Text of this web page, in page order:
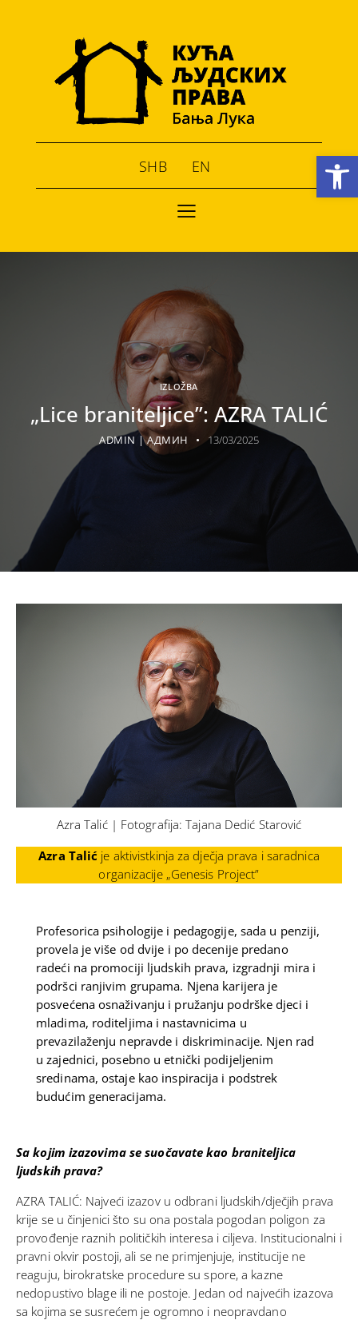
Open toolbar
SHB EN
IZLOŽBA
„Lice braniteljice”: AZRA TALIĆ
ADMIN | АДМИН 13/03/2025
Azra Talić | Fotografija: Tajana Dedić Starović
Azra Talić je aktivistkinja za dječja prava i saradnica
organizacije „Genesis Project”
Profesorica psihologije i pedagogije, sada u penziji,
provela je više od dvije i po decenije predano
radeći na promociji ljudskih prava, izgradnji mira i
podršci ranjivim grupama. Njena karijera je
posvećena osnaživanju i pružanju podrške djeci i
mladima, roditeljima i nastavnicima u
prevazilaženju nepravde i diskriminacije. Njen rad
u zajednici, posebno u etnički podijeljenim
sredinama, ostaje kao inspiracija i podstrek
budućim generacijama.
Sa kojim izazovima se suočavate kao braniteljica
ljudskih prava?
AZRA TALIĆ: Najveći izazov u odbrani ljudskih/dječjih prava
krije se u činjenici što su ona postala pogodan poligon za
provođenje raznih političkih interesa i ciljeva. Institucionalni i
pravni okvir postoji, ali se ne primjenjuje, institucije ne
reaguju, birokratske procedure su spore, a kazne
nedopustivo blage ili ne postoje. Jedan od najvećih izazova
sa kojima se susrećem je ogromno i neopravdano